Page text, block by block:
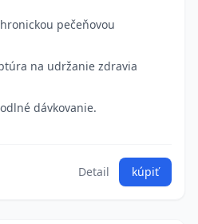
pečeňovou
na udržanie zdravia
dávkovanie.
Detail kúpiť